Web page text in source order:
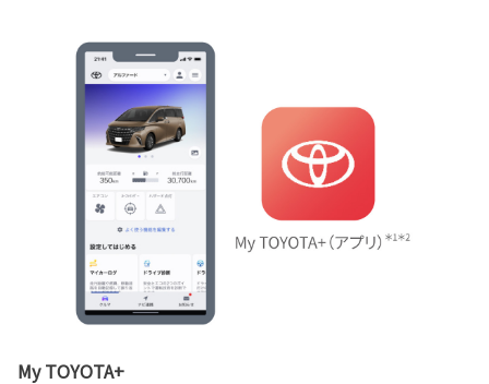
My TOYOTA+